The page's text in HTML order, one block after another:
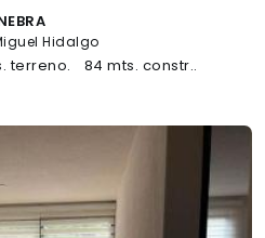
Hidalgo
terreno. 84 mts. constr..